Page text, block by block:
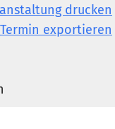
drucken
Termin exportieren